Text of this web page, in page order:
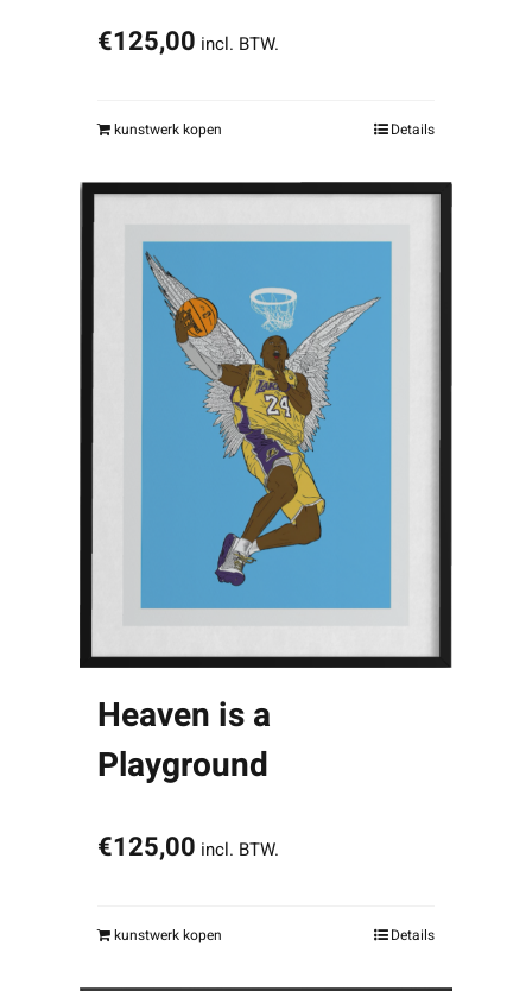
€125,00 incl. BTW.
kunstwerk kopen Details
Heaven is a
Playground
€125,00 incl. BTW.
kunstwerk kopen Details